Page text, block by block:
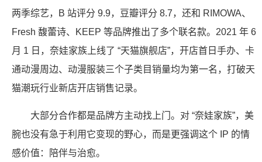
两季综艺，B 站评分 9.9，豆瓣评分 8.7，还和 RIMOWA、
Fresh 馥蕾诗、KEEP 等品牌推出了多个联名款。2021 年 6
月 1 日，奈娃家族上线了 “天猫旗舰店”，开店首日手办、卡
通动漫周边、动漫服装三个子类目销量均为第一名，打破天
猫潮玩行业新店开店销售记录。
大部分合作都是品牌方主动找上门。对 “奈娃家族”，美
腕也没有急于利用它变现的野心，而是更强调这个 IP 的情
感价值：陪伴与治愈。